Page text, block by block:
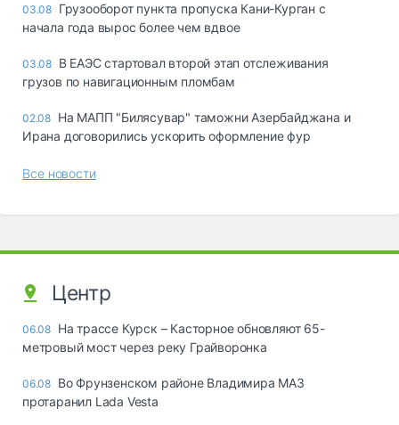
03.08 Грузооборот пункта пропуска Кани-Курган с
начала года вырос более чем вдвое
03.08 В ЕАЭС стартовал второй этап отслеживания
грузов по навигационным пломбам
02.08 На МАПП "Билясувар" таможни Азербайджана и
Ирана договорились ускорить оформление фур
Все новости
Центр
06.08 На трассе Курск – Касторное обновляют 65-
метровый мост через реку Грайворонка
06.08 Во Фрунзенском районе Владимира МАЗ
протаранил Lada Vesta